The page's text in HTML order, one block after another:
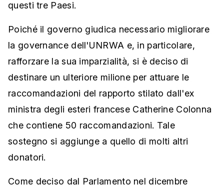
questi tre Paesi.
Poiché il governo giudica necessario migliorare
la governance dell'UNRWA e, in particolare,
rafforzare la sua imparzialità, si è deciso di
destinare un ulteriore milione per attuare le
raccomandazioni del rapporto stilato dall'ex
ministra degli esteri francese Catherine Colonna
che contiene 50 raccomandazioni. Tale
sostegno si aggiunge a quello di molti altri
donatori.
Come deciso dal Parlamento nel dicembre